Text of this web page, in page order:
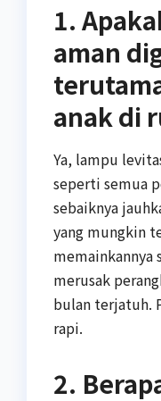
1.
aman
anak di
Ya, lampu
seperti semua
sebaiknya
yang mungkin
memainkannya
merusak
bulan terjatuh.
rapi.
2.